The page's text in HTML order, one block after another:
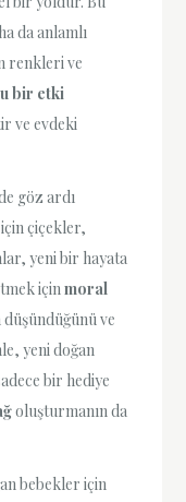
da anlamlı
renkleri ve
bir etki
ve evdeki
göz ardı
çiçekler,
yeni bir hayata
içinmoral
ve
yeni doğan
bir hediye
oluşturmanın da
bebekler için